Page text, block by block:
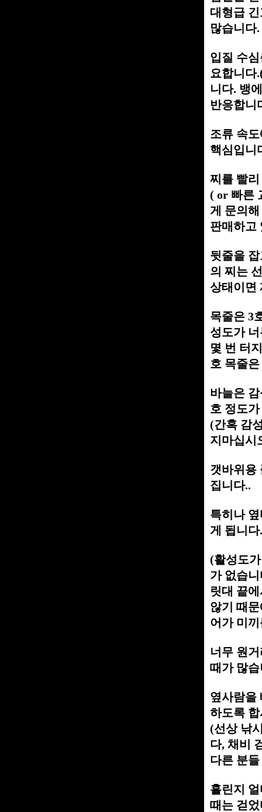
대형급
많습니다.
입질 수
요합니다
니다. 뱅
반응합니
조류 속
핵심입니
찌를 빨
( or 빠른
게 문의
판매하고
뒷줄을
의 찌는
상태이면
목줄은 3
성도가
몇 번 터
호 목줄
바늘은
호 정도
(간혹 감
지마십시
갯바위용
집니다..
특히나
게 됩니다.
(활성도
가 없습
릿대 끝
않기 때
어가 미
너무 원
때가 많
옆사람을
하도록
(선상 낚
다, 채비
다른 분
흘린지
때는 걷